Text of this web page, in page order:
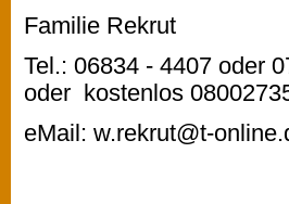
Familie Rekrut
Tel.: 06834 - 4407 oder
oder kostenlos
eMail: w.rekrut@t-